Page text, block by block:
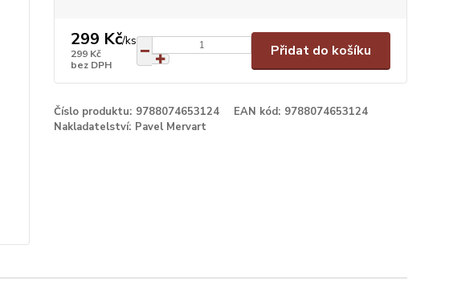
299 Kč/ks
299 Kč
bez DPH
Přidat do košíku
Číslo produktu: 9788074653124 EAN kód: 9788074653124
Nakladatelství: Pavel Mervart